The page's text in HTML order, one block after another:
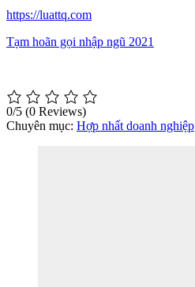
https://luattq.com
Tạm hoãn gọi nhập ngũ 2021
0/5 (0 Reviews)
Chuyên mục: Hợp nhất doanh nghiệp